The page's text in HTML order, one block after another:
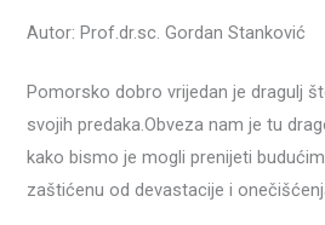
Autor: Prof.dr.sc. Gordan Stanković
Pomorsko dobro vrijedan je dragulj
svojih predaka.Obveza nam je tu
kako bismo je mogli prenijeti
zaštićenu od devastacije i